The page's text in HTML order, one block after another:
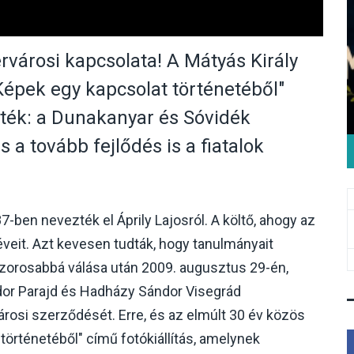
kapcsolata! A Mátyás Király
egy kapcsolat történetéből"
a Dunakanyar és Sóvidék
a tovább fejlődés is a fiatalok
ben nevezték el Áprily Lajosról. A költő, ahogy az
Azt kevesen tudták, hogy tanulmányait
válása után 2009. augusztus 29-én,
Parajd és Hadházy Sándor Visegrád
szerződését. Erre, és az elmúlt 30 év közös
című fotókiállítás, amelynek